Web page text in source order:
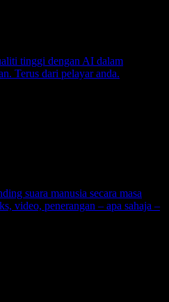
tinggi dengan AI dalam
Terus dari pelayar anda.
suara manusia secara masa
video, penerangan – apa sahaja –